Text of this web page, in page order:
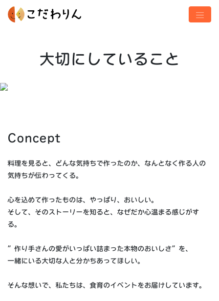
大切にしていること
Concept
料理を見ると、どんな気持ちで作ったのか、なんとなく作る人の
気持ちが伝わってくる。
心を込めて作ったものは、やっぱり、おいしい。
そして、そのストーリーを知ると、なぜだか心温まる感じがす
る。
”作り手さんの愛がいっぱい詰まった本物のおいしさ”を、
一緒にいる大切な人と分かちあってほしい。
そんな想いで、私たちは、食育のイベントをお届けしています。